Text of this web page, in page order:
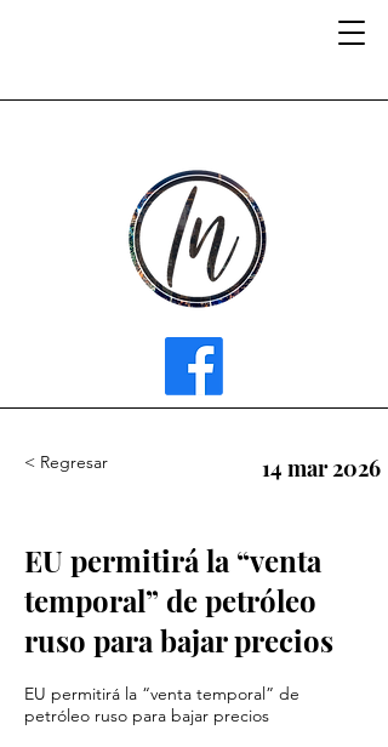
< Regresar 14 mar 2026
EU permitirá la “venta
temporal” de petróleo
ruso para bajar precios
EU permitirá la “venta temporal” de
petróleo ruso para bajar precios